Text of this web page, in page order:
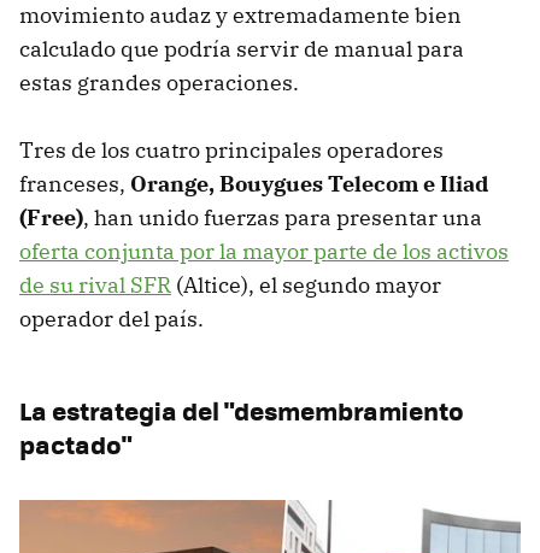
movimiento audaz y extremadamente bien
calculado que podría servir de manual para
estas grandes operaciones.
Tres de los cuatro principales operadores
franceses, Orange, Bouygues Telecom e Iliad
(Free), han unido fuerzas para presentar una
oferta conjunta por la mayor parte de los activos
de su rival SFR (Altice), el segundo mayor
operador del país.
La estrategia del "desmembramiento
pactado"